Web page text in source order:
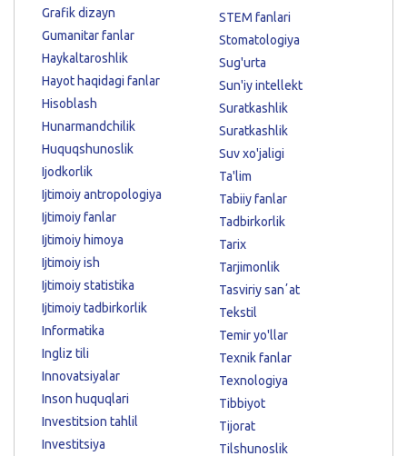
Grafik dizayn
Gumanitar fanlar
Haykaltaroshlik
Hayot haqidagi fanlar
Hisoblash
Hunarmandchilik
Huquqshunoslik
Ijodkorlik
Ijtimoiy antropologiya
Ijtimoiy fanlar
Ijtimoiy himoya
Ijtimoiy ish
Ijtimoiy statistika
Ijtimoiy tadbirkorlik
Informatika
Ingliz tili
Innovatsiyalar
Inson huquqlari
Investitsion tahlil
Investitsiya
STEM fanlari
Stomatologiya
Sug'urta
Sun'iy intellekt
Suratkashlik
Suratkashlik
Suv xo'jaligi
Ta'lim
Tabiiy fanlar
Tadbirkorlik
Tarix
Tarjimonlik
Tasviriy sanʼat
Tekstil
Temir yo'llar
Texnik fanlar
Texnologiya
Tibbiyot
Tijorat
Tilshunoslik